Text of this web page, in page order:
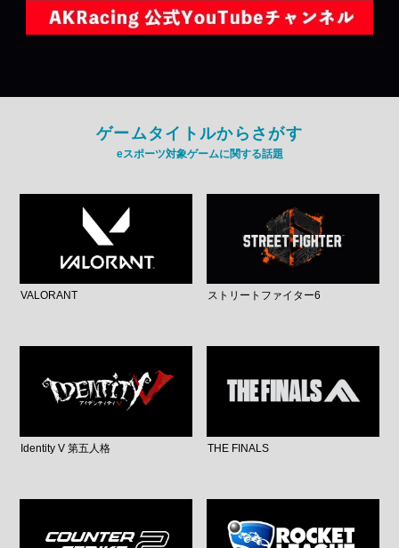
ゲームタイトルからさがす
eスポーツ対象ゲームに関する話題
VALORANT ストリートファイター6
Identity V 第五人格 THE FINALS